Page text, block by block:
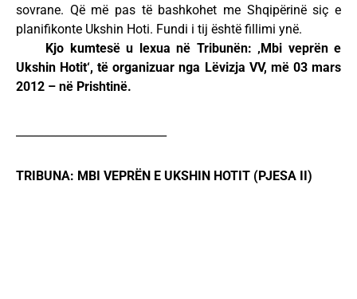
sovrane. Që më pas të bashkohet me Shqipërinë siç e
planifikonte Ukshin Hoti. Fundi i tij është fillimi ynë.
Kjo kumtesë u lexua në Tribunën: ‚Mbi veprën e
Ukshin Hotit‘, të organizuar nga Lëvizja VV, më 03 mars
2012 – në Prishtinë.
TRIBUNA: MBI VEPRËN E UKSHIN HOTIT (PJESA II)